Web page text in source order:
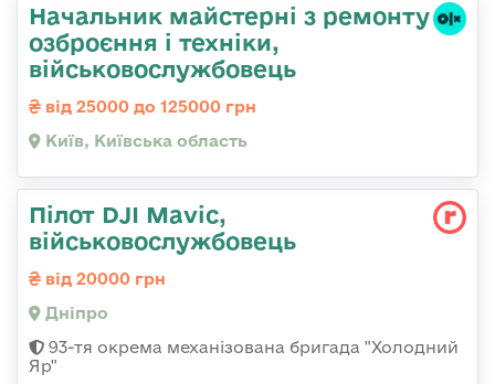
Начальник майстеpні з ремонту
озбpоєння і техніки,
військовослужбовець
від 25000 до 125000 грн
Київ, Київська область
Пілот DJI Mavic,
військовослужбовець
від 20000 грн
Дніпро
93-тя окрема механізована бригада "Холодний
Яр"